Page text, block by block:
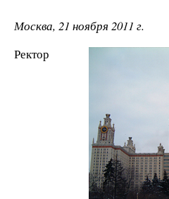
Москва, 21 ноября 2011 г.
Ректор